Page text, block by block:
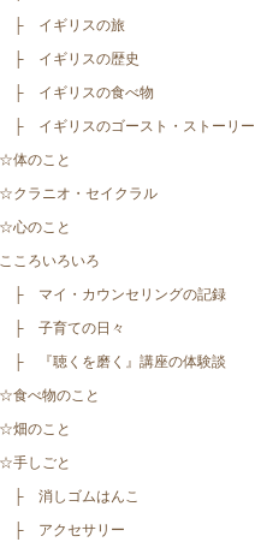
イギリスの旅
イギリスの歴史
イギリスの食べ物
イギリスのゴースト・ストーリー
体のこと
クラニオ・セイクラル
心のこと
ころいろいろ
マイ・カウンセリングの記録
子育ての日々
『聴くを磨く』講座の体験談
食べ物のこと
畑のこと
手しごと
消しゴムはんこ
アクセサリー